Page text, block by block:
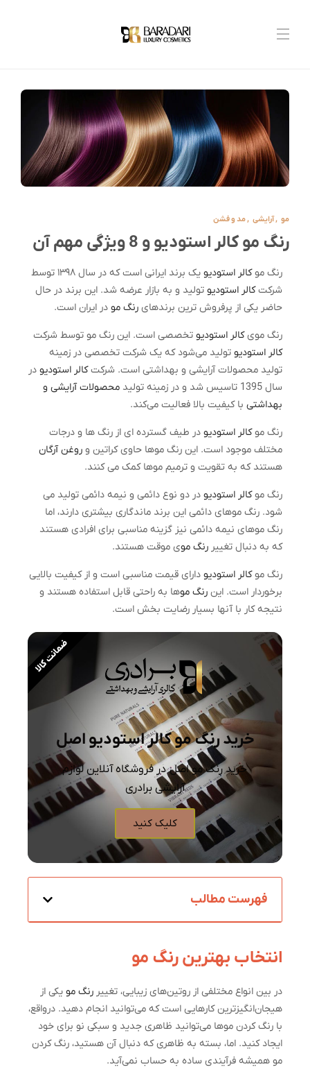
مو ,آرایشی ,مد و فشن
رنگ مو کالر استودیو و 8 ویژگی‌ مهم آن
رنگ موکالر استودیو
یک برند ایرانی است که در سال ۱۳۹۸ توسط
شرکتکالر استودیو تولید و به بازار عرضه شد. این برند در حال
حاضر یکی از پرفروش ترین برندهای رنگ مو در ایران است.
رنگ مویکالر استودیو تخصصی است. این رنگ مو توسط شرکت
کالر استودیو تولید می‌شود که یک شرکت تخصصی در زمینه
تولید محصولات آرایشی و بهداشتی است. شرکتکالر استودیو در
سال 1395 تاسیس شد و در زمینه تولید
محصولات آرایشی و
بهداشتی با کیفیت بالا فعالیت می‌کند.
رنگ موکالر استودیو در طیف گسترده ای از رنگ ها و درجات
مختلف موجود است. این رنگ موها حاوی کراتین و روغن آرگان
هستند که به تقویت و ترمیم موها کمک می کنند.
رنگ موکالر استودیو در دو نوع دائمی و نیمه دائمی تولید می
شود. رنگ موهای دائمی این برند ماندگاری بیشتری دارند، اما
رنگ موهای نیمه دائمی نیز گزینه مناسبی برای افرادی هستند
که به دنبال تغییر رنگ موی موقت هستند.
رنگ موکالر استودیو دارای قیمت مناسبی است و از کیفیت بالایی
برخوردار است. این رنگ موها به راحتی قابل استفاده هستند و
نتیجه کار با آنها بسیار رضایت بخش است.
خرید رنگ مو کالر استودیو اصل
خرید رنگ مو اصل در فروشگاه آنلاین لوازم
آرایشی برادری
کلیک کنید
ضمانت کالا
فهرست مطالب
انتخاب بهترین رنگ مو
در بین انواع مختلفی از روتین‌های زیبایی، تغییر رنگ مو یکی از
هیجان‌انگیزترین کارهایی است که می‌توانید انجام دهید. درواقع،
با رنگ کردن موها می‌توانید ظاهری جدید و سبکی نو برای خود
ایجاد کنید. اما، بسته به ظاهری که دنبال آن هستید، رنگ کردن
مو همیشه فرآیندی ساده به حساب نمی‌آید.